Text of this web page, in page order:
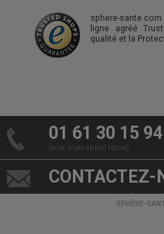
sphere-
ligne agréé
qualité et la
01 61 30 15 94
(prix d’un appel local)
CONTACTEZ-
SPHÈRE-